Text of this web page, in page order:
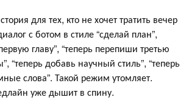
для тех, кто не хочет тратить вечер
с ботом в стиле “сделай план”,
главу”, “теперь перепиши третью
“теперь добавь научный стиль”, “теперь
слова”. Такой режим утомляет.
уже дышит в спину.